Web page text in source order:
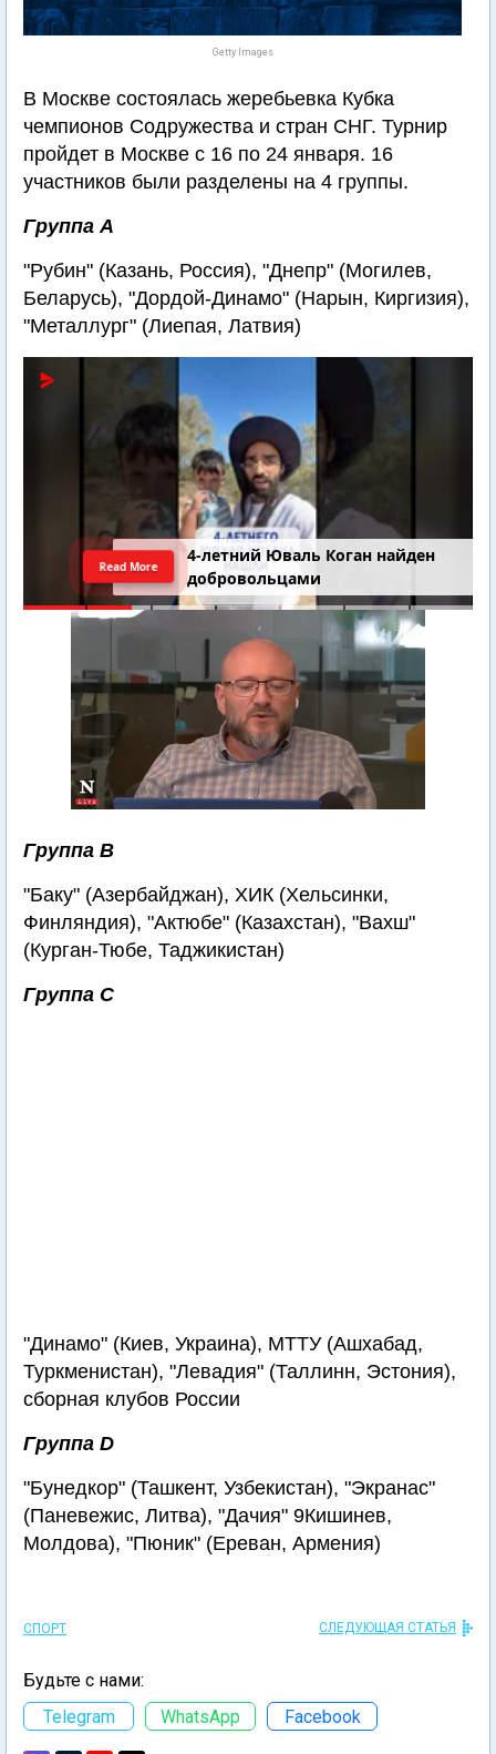
Getty Images
В Москве состоялась жеребьевка Кубка
чемпионов Содружества и стран СНГ. Турнир
пройдет в Москве с 16 по 24 января. 16
участников были разделены на 4 группы.
Группа А
"Рубин" (Казань, Россия), "Днепр" (Могилев,
Беларусь), "Дордой-Динамо" (Нарын, Киргизия),
"Металлург" (Лиепая, Латвия)
4-летний Юваль Коган найден
добровольцами
Read More
Группа В
"Баку" (Азербайджан), ХИК (Хельсинки,
Финляндия), "Актюбе" (Казахстан), "Вахш"
(Курган-Тюбе, Таджикистан)
Группа С
"Динамо" (Киев, Украина), МТТУ (Ашхабад,
Туркменистан), "Левадия" (Таллинн, Эстония),
сборная клубов России
Группа D
"Бунедкор" (Ташкент, Узбекистан), "Экранас"
(Паневежис, Литва), "Дачия" 9Кишинев,
Молдова), "Пюник" (Ереван, Армения)
СПОРТ СЛЕДУЮЩАЯ СТАТЬЯ
Будьте с нами:
Telegram
WhatsApp Facebook